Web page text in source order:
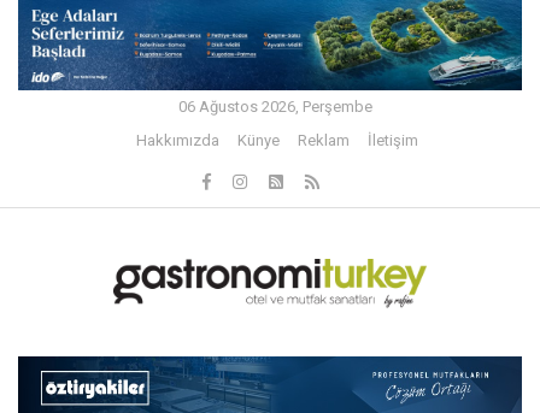
06 Ağustos 2026, Perşembe
Hakkımızda
Künye Reklam İletişim